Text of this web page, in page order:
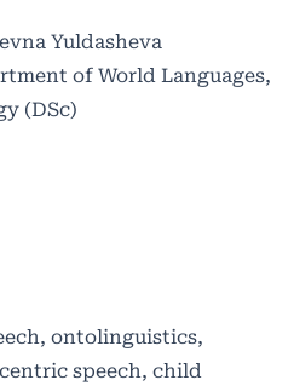
Yuldasheva
of World Languages,
(DSc)
ontolinguistics,
speech, child